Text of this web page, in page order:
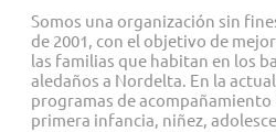
Somos una organización sin
de 2001, con el objetivo de
las familias que habitan en los
aledaños a Nordelta. En la
programas de
primera infancia, niñez,